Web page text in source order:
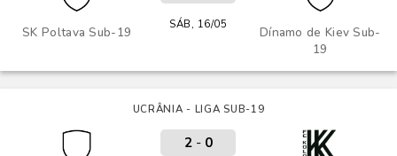
SK Poltava Sub-19
Dínamo de Kiev Sub-
19
SÁB, 16/05
UCRÂNIA - LIGA SUB-19
2- 0